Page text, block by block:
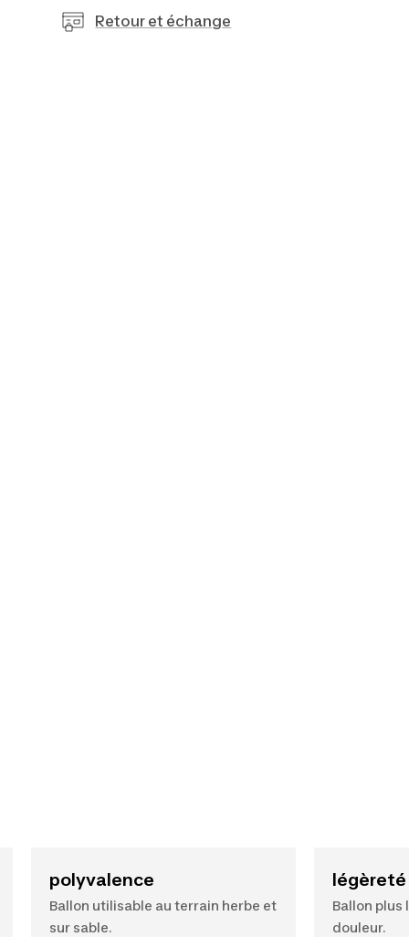
Retour et échange
polyvalence
Ballon utilisable au terrain herbe et
sur sable.
légèreté
Ballon plus
douleur.